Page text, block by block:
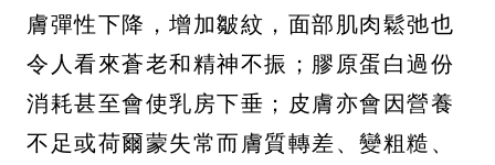
膚彈性下降，增加皺紋，面部肌肉鬆弛也
令人看來蒼老和精神不振；膠原蛋白過份
消耗甚至會使乳房下垂；皮膚亦會因營養
不足或荷爾蒙失常而膚質轉差、變粗糙、